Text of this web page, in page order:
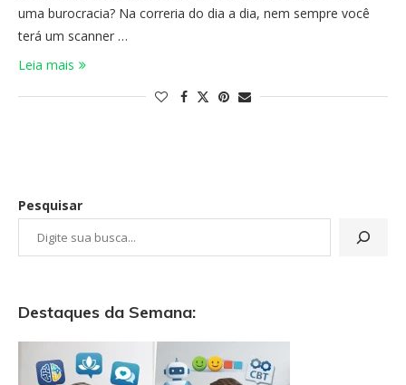
uma burocracia? Na correria do dia a dia, nem sempre você
terá um scanner …
Leia mais
Pesquisar
Destaques da Semana: